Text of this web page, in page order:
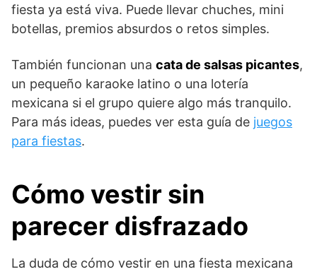
fiesta ya está viva. Puede llevar chuches, mini
botellas, premios absurdos o retos simples.
También funcionan una cata de salsas picantes,
un pequeño karaoke latino o una lotería
mexicana si el grupo quiere algo más tranquilo.
Para más ideas, puedes ver esta guía de juegos
para fiestas.
Cómo vestir sin
parecer disfrazado
La duda de cómo vestir en una fiesta mexicana